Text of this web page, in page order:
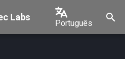
Labs
Português